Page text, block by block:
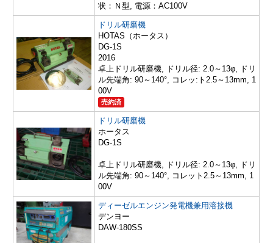
状：Ｎ型, 電源：AC100V
ドリル研磨機
HOTAS（ホータス）
DG-1S
2016
卓上ドリル研磨機, ドリル径: 2.0～13φ, ドリ
ル先端角: 90～140°, コレッ:ト2.5～13mm, 1
00V
売約済
ドリル研磨機
ホータス
DG-1S
卓上ドリル研磨機, ドリル径: 2.0～13φ, ドリ
ル先端角: 90～140°, コレット2.5～13mm, 1
00V
ディーゼルエンジン発電機兼用溶接機
デンヨー
DAW-180SS